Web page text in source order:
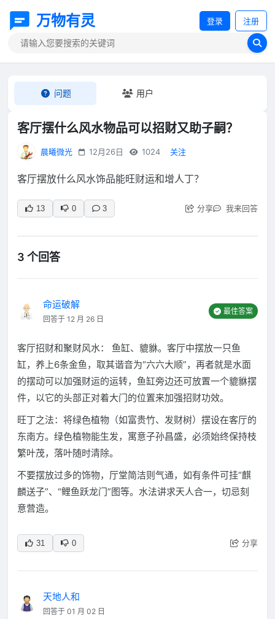
万物有灵 登录 注册
问题 用户
客厅摆什么风水物品可以招财又助子嗣？
晨曦微光 12月26日 1024 关注
客厅摆放什么风水饰品能旺财运和增人丁？
13 0 3 分享 我来回答
3 个回答
命运破解
回答于 12 月 26 日
最佳答案
客厅招财和聚财风水： 鱼缸、貔貅。客厅中摆放一只鱼
缸，养上6条金鱼，取其谐音为“六六大顺”，再者就是水面
的摆动可以加强财运的运转，鱼缸旁边还可放置一个貔貅摆
件，以它的头部正对着大门的位置来加强招财功效。
旺丁之法：将绿色植物（如富贵竹、发财树）摆设在客厅的
东南方。绿色植物能生发，寓意子孙昌盛，必须始终保持枝
繁叶茂，落叶随时清除。
不要摆放过多的饰物，厅堂简洁则气通，如有条件可挂“麒
麟送子”、“鲤鱼跃龙门”图等。水法讲求天人合一，切忌刻
意营造。
31 0 分享
天地人和
回答于 01 月 02 日